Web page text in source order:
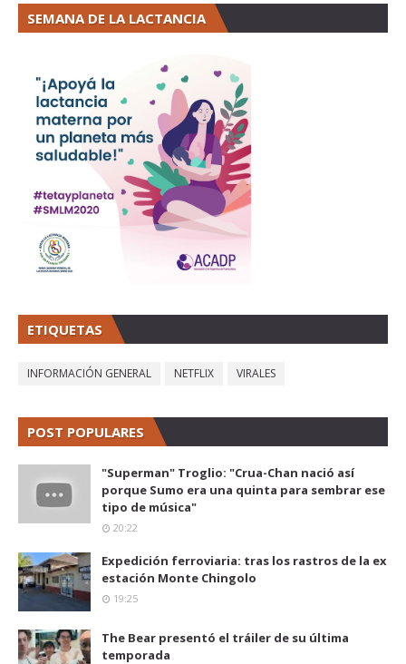
SEMANA DE LA LACTANCIA
ETIQUETAS
INFORMACIÓN GENERAL NETFLIX VIRALES
POST POPULARES
"Superman" Troglio: "Crua-Chan nació así
porque Sumo era una quinta para sembrar ese
tipo de música"
20:22
Expedición ferroviaria: tras los rastros de la ex
estación Monte Chingolo
19:25
The Bear presentó el tráiler de su última
temporada